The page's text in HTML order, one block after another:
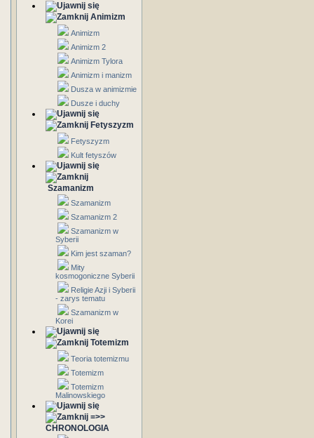
Animizm
Animizm
Animizm 2
Animizm Tylora
Animizm i manizm
Dusza w animizmie
Dusze i duchy
Fetyszyzm
Fetyszyzm
Kult fetyszów
Szamanizm
Szamanizm
Szamanizm 2
Szamanizm w
Syberii
Kim jest szaman?
Mity
kosmogoniczne Syberii
Religie Azji i Syberii
- zarys tematu
Szamanizm w
Korei
Totemizm
Teoria totemizmu
Totemizm
Totemizm
Malinowskiego
=>>
CHRONOLOGIA